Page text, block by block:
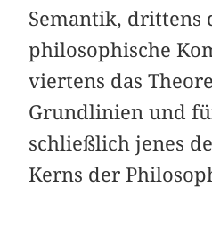
Semantik, drittens
philosophische
viertens das
Grundlinien und
schließlich jenes
Kerns der